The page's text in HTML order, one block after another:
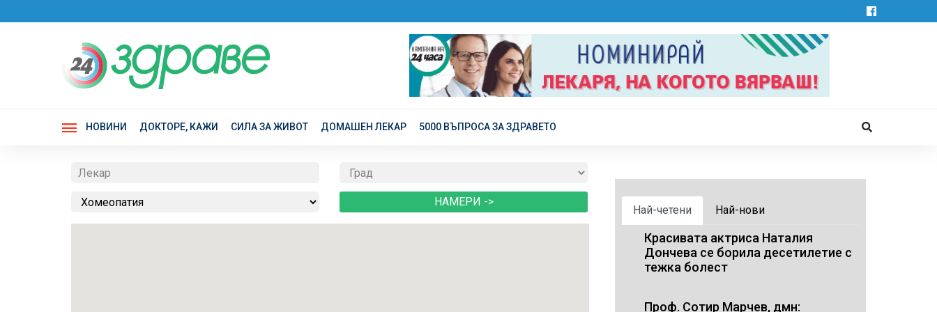
НОВИНИ ДОКТОРЕ, КАЖИ СИЛА ЗА ЖИВОТ ДОМАШЕН ЛЕКАР 5000 ВЪПРОСА ЗА ЗДРАВЕТО
Най-четени Най-нови
Красивата актриса Наталия
Дончева се борила десетилетие с
тежка болест
Проф. Сотир Марчев, дмн: